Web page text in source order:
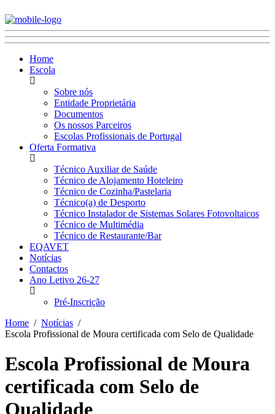
Home
Escola
Sobre nós
Entidade Proprietária
Documentos
Os nossos Parceiros
Escolas Profissionais de Portugal
Oferta Formativa
Técnico Auxiliar de Saúde
Técnico de Alojamento Hoteleiro
Técnico de Cozinha/Pastelaria
Técnico(a) de Desporto
Técnico Instalador de Sistemas Solares Fotovoltaicos
Técnico de Multimédia
Técnico de Restaurante/Bar
EQAVET
Notícias
Contactos
Ano Letivo 26-27
Pré-Inscrição
Home
Notícias
Escola Profissional de Moura certificada com Selo de Qualidade
Escola Profissional de Moura
certificada com Selo de
Qualidade